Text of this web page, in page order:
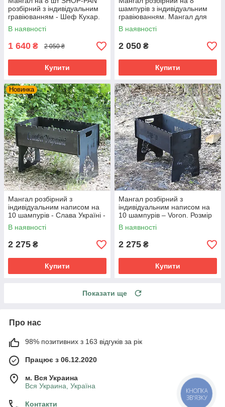
розбірний з індивідуальним
гравіюванням - Шеф Кухар.
Подарунковий мангал
В наявності
1 640 ₴ 2 050 ₴
Купити
шампурів з індивідуальним
гравіюванням. Мангал для
подарунка
В наявності
2 050 ₴
Купити
Новинка
Мангал розбірний з
індивідуальним написом на
10 шампурів - Слава Україні -
Героям Слава.
В наявності
2 275 ₴
Купити
Мангал розбірний з
індивідуальним написом на
10 шампурів – Voron. Розмір
– 500х300х440 мм
В наявності
2 275 ₴
Купити
Показати ще
Про нас
98% позитивних з 163 відгуків за рік
Працює з 06.12.2020
м. Вся Украина
Вся Украина, Україна
Контакти
КНОПКА
ЗВ'ЯЗКУ